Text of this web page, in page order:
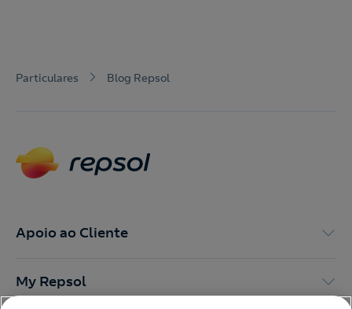
Particulares Blog Repsol
Apoio ao Cliente
My Repsol